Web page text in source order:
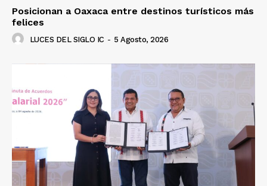
Posicionan a Oaxaca entre destinos turísticos más
felices
LUCES DEL SIGLO IC - 5 Agosto, 2026